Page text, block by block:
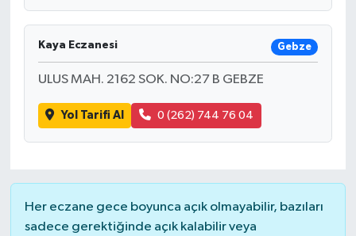
Kaya Eczanesi Gebze
ULUS MAH. 2162 SOK. NO:27 B GEBZE
Yol Tarifi Al 0 (262) 744 76 04
Her eczane gece boyunca açık olmayabilir, bazıları
sadece gerektiğinde açık kalabilir veya